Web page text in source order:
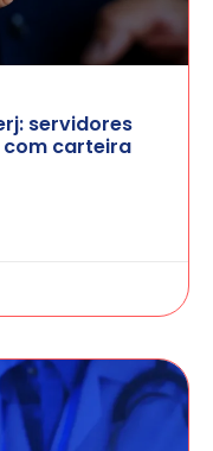
servidores
com carteira